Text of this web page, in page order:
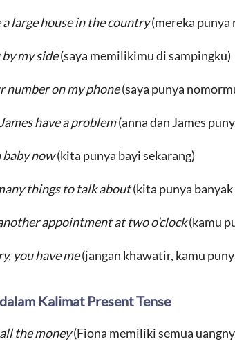
a large house in the country(mereka punya
by my side(saya memilikimu di sampingku)
number on my phone(saya punya
have a problem(anna dan James
baby now(kita punya bayi sekarang)
things to talk about(kita punya
appointment at two o’clock(kamu
you have me(jangan khawatir, kamu
Kalimat Present Tense
the money(Fiona memiliki semua